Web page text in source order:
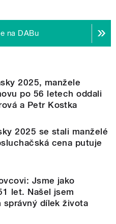
na DABu
2025, manžele
po 56 letech oddali
a Petr Kostka
2025 se stali manželé
cena putuje
Jsme jako
let. Našel jsem
správný dílek života